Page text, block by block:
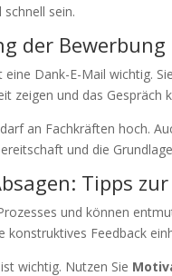
sein.
der Bewerbung
Dank-E-Mail wichtig.
zeigen und das Gespräch
an Fachkräften hoch.
und die
Tipps
und können
konstruktives Feedback
wichtig. Nutzen Sie